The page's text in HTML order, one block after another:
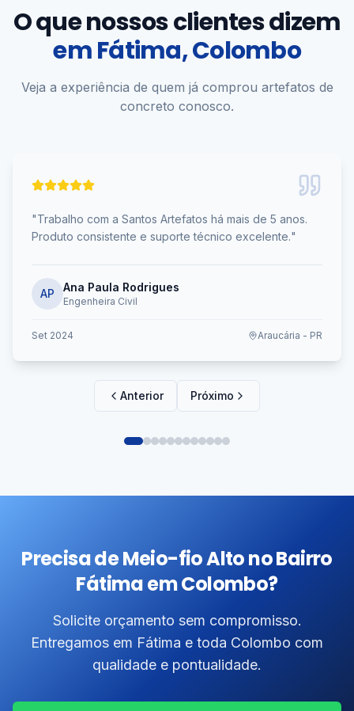
O que nossos clientes dizem
emFátima, Colombo
Veja a experiência de quem já comprou artefatos de
concreto conosco.
"Trabalho com a Santos Artefatos há mais de 5 anos.
Produto consistente e suporte técnico excelente."
AP Ana Paula Rodrigues
Engenheira Civil
Set 2024 Araucária - PR
Anterior Próximo
Precisa de Meio-fio Alto no Bairro
Fátima em Colombo?
Solicite orçamento sem compromisso.
Entregamos em Fátima e toda Colombo com
qualidade e pontualidade.